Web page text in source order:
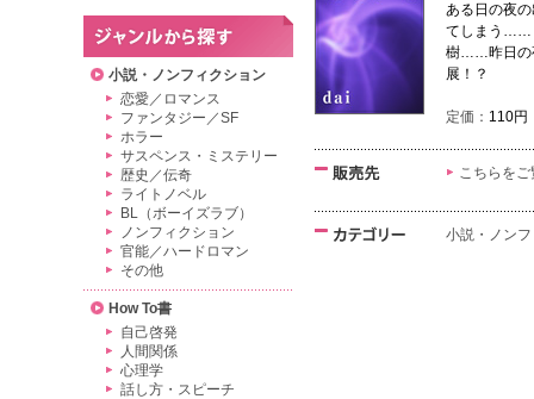
ある日の夜
てしまう……
樹……昨日の
展！？
定価： 110円
こちらを
小説・ノン
小説・ノンフィクション
恋愛／ロマンス
ファンタジー／SF
ホラー
サスペンス・ミステリー
歴史／伝奇
ライトノベル
BL（ボーイズラブ）
ノンフィクション
官能／ハードロマン
その他
How To書
自己啓発
人間関係
心理学
話し方・スピーチ